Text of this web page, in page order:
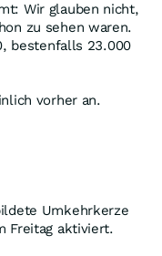
Wir glauben nicht,
zu sehen waren.
bestenfalls 23.000
vorher an.
Umkehrkerze
Freitag aktiviert.